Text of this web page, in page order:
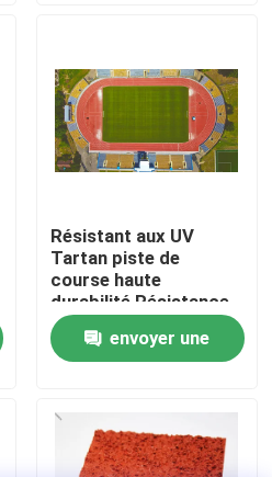
Résistant aux UV
Tartan piste de
course haute
durabilité Résistance
aux dommages
envoyer une